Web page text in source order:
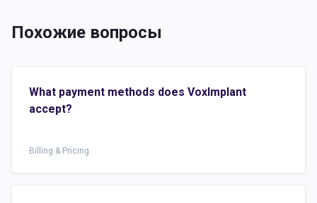
Похожие вопросы
What payment methods does VoxImplant
accept?
Billing & Pricing